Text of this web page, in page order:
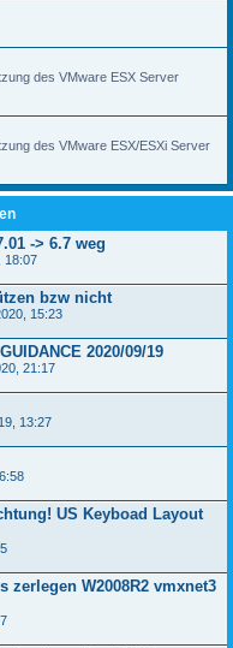
des VMware ESX Server
des VMware ESX/ESXi Server
-> 6.7 weg
18:07
bzw nicht
15:23
2020/09/19
21:17
13:27
US Keyboad Layout
zerlegen W2008R2 vmxnet3